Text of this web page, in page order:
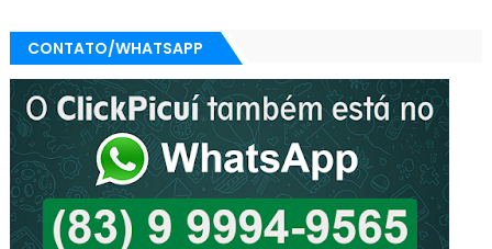
CONTATO/WHATSAPP